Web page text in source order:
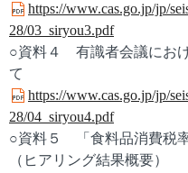
https://www.cas.go.jp/jp/
28/03_siryou3.pdf
○資料４ 有識者会議にお
て
https://www.cas.go.jp/jp/
28/04_siryou4.pdf
○資料５ 「食料品消費税
（ヒアリング結果概要）